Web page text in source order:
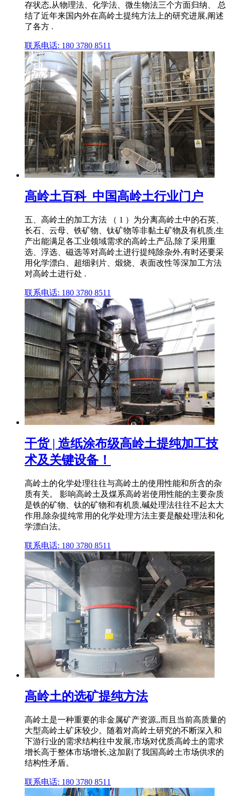
存状态,从物理法、化学法、微生物法三个方面归纳、 总
结了近年来国内外在高岭土提纯方法上的研究进展,阐述
了各方 .
联系电话: 180 3780 8511
高岭土百科_中国高岭土行业门户
五、高岭土的加工方法 （ 1 ）为分离高岭土中的石英、
长石、云母、铁矿物、钛矿物等非黏土矿物及有机质,生
产出能满足各工业领域需求的高岭土产品,除了采用重
选、浮选、磁选等对高岭土进行提纯除杂外,有时还要采
用化学漂白、超细剥片、煅烧、表面改性等深加工方法
对高岭土进行处 .
联系电话: 180 3780 8511
干货 | 造纸涂布级高岭土提纯加工技
术及关键设备！
高岭土的化学处理往往与高岭土的使用性能和所含的杂
质有关。 影响高岭土及煤系高岭岩使用性能的主要杂质
是铁的矿物、钛的矿物和有机质,碱处理法往往不起太大
作用,除杂提纯常用的化学处理方法主要是酸处理法和化
学漂白法。
联系电话: 180 3780 8511
高岭土的选矿提纯方法
高岭土是一种重要的非金属矿产资源,,而且当前高质量的
大型高岭土矿床较少。随着对高岭土研究的不断深入和
下游行业的需求结构往中发展,市场对优质高岭土的需求
增长高于整体市场增长,这加剧了我国高岭土市场供求的
结构性矛盾。
联系电话: 180 3780 8511